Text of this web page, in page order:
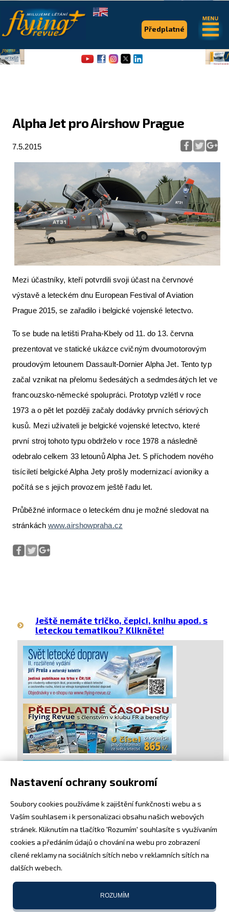
Alpha Jet pro Airshow Prague
7.5.2015
Mezi účastníky, kteří potvrdili svoji účast na červnové
výstavě a leteckém dnu European Festival of Aviation
Prague 2015, se zařadilo i belgické vojenské letectvo.
To se bude na letišti Praha-Kbely od 11. do 13. června
prezentovat ve statické ukázce cvičným dvoumotorovým
proudovým letounem Dassault-Dornier Alpha Jet. Tento typ
začal vznikat na přelomu šedesátých a sedmdesátých let ve
francouzsko-německé spolupráci. Prototyp vzlétl v roce
1973 a o pět let později začaly dodávky prvních sériových
kusů. Mezi uživateli je belgické vojenské letectvo, které
první stroj tohoto typu obdrželo v roce 1978 a následně
odebralo celkem 33 letounů Alpha Jet. S příchodem nového
tisíciletí belgické Alpha Jety prošly modernizací avioniky a
počítá se s jejich provozem ještě řadu let.
Průběžné informace o leteckém dnu je možné sledovat na
stránkách www.airshowpraha.cz
Ještě nemáte tričko, čepici, knihu apod. s
leteckou tematikou? Klikněte!
Předplatné
.
Expedice
Pro piloty
Série & speciály
Letecká videa
Aktuální FR + archiv
Letecká muzea
VFR Communication app
Inzerujte s námi
E-SHOP
Nastavení ochrany soukromí
Soubory cookies používáme k zajištění funkčnosti webu a s
Vaším souhlasem i k personalizaci obsahu našich webových
stránek. Kliknutím na tlačítko 'Rozumím' souhlasíte s využívaním
cookies a předáním údajů o chování na webu pro zobrazení
cílené reklamy na sociálních sítích nebo v reklamních sítích na
dalších webech.
ROZUMÍM